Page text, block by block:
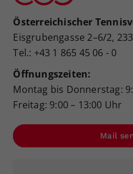
Österreichischer
Eisgrubengasse 2–6/2,
Tel.: +43 1 865 45 06 - 0
Öffnungszeiten:
Montag bis Donnerstag:
Freitag: 9:00 – 13:00 Uhr
Mail